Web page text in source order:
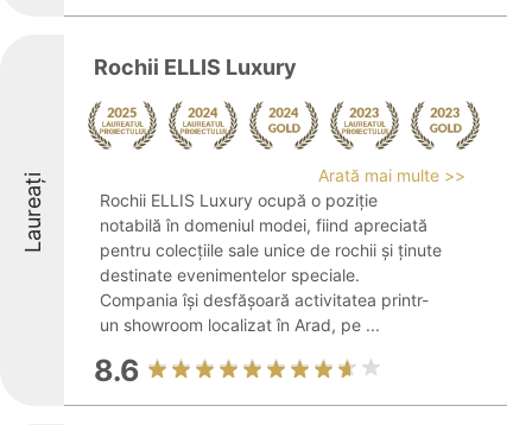
Laureați
Rochii ELLIS Luxury
Arată mai multe >>
Rochii ELLIS Luxury ocupă o poziție
notabilă în domeniul modei, fiind apreciată
pentru colecțiile sale unice de rochii și ținute
destinate evenimentelor speciale.
Compania își desfășoară activitatea printr-
un showroom localizat în Arad, pe ...
8.6